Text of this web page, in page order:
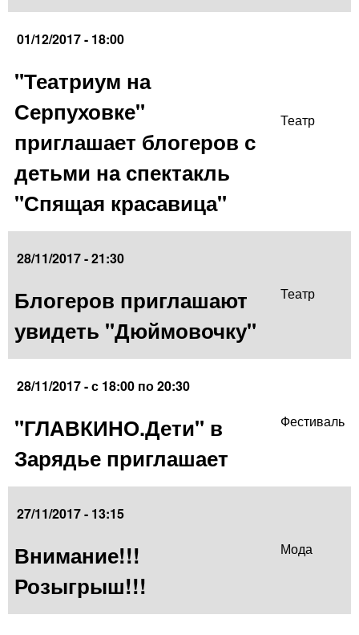
01/12/2017 - 18:00
"Театриум на
Серпуховке"
приглашает блогеров с
детьми на спектакль
"Спящая красавица"
Театр
28/11/2017 - 21:30
Блогеров приглашают
увидеть "Дюймовочку"
Театр
28/11/2017 -с 18:00 по20:30
"ГЛАВКИНО.Дети" в
Зарядье приглашает
Фестиваль
27/11/2017 - 13:15
Внимание!!!
Розыгрыш!!!
Мода